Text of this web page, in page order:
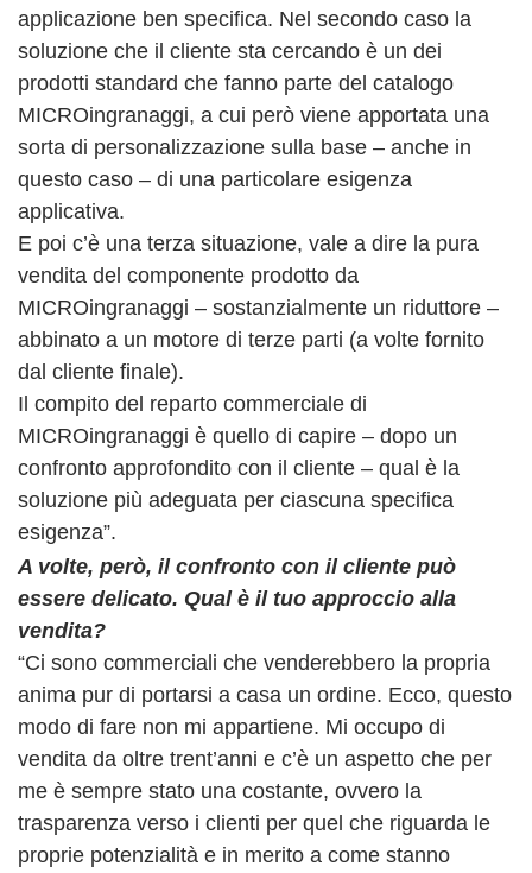
applicazione ben specifica. Nel secondo caso la
soluzione che il cliente sta cercando è un dei
prodotti standard che fanno parte del catalogo
MICROingranaggi, a cui però viene apportata una
sorta di personalizzazione sulla base – anche in
questo caso – di una particolare esigenza
applicativa.
E poi c’è una terza situazione, vale a dire la pura
vendita del componente prodotto da
MICROingranaggi – sostanzialmente un riduttore –
abbinato a un motore di terze parti (a volte fornito
dal cliente finale).
Il compito del reparto commerciale di
MICROingranaggi è quello di capire – dopo un
confronto approfondito con il cliente – qual è la
soluzione più adeguata per ciascuna specifica
esigenza”.
A volte, però, il confronto con il cliente può
essere delicato. Qual è il tuo approccio alla
vendita?
“Ci sono commerciali che venderebbero la propria
anima pur di portarsi a casa un ordine. Ecco, questo
modo di fare non mi appartiene. Mi occupo di
vendita da oltre trent’anni e c’è un aspetto che per
me è sempre stato una costante, ovvero la
trasparenza verso i clienti per quel che riguarda le
proprie potenzialità e in merito a come stanno